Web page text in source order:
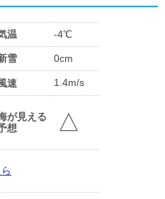
温 -4℃
雪 0cm
速 1.4m/s
が見える
想
△